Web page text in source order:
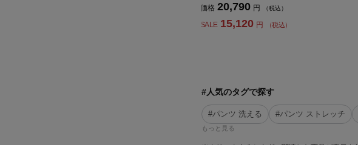
価格 20,790 円 （税込）
SALE 15,120 円 （税込）
#人気のタグで探す
#パンツ 洗える #パンツ ストレッチ
もっと見る